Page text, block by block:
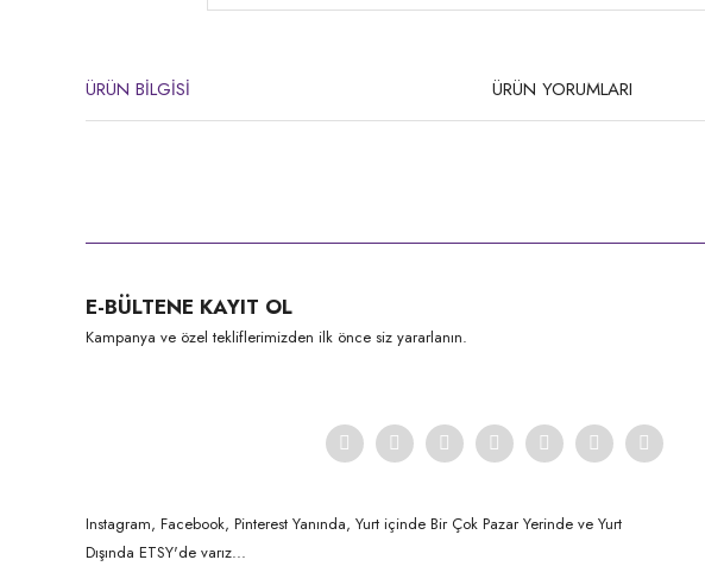
ÜRÜN BİLGİSİ ÜRÜN YORUMLARI
Ürün açıklamasında eksik bilgiler bulunuyor.
Ürün bilgilerinde hatalar bulunuyor.
E-BÜLTENE KAYIT OL
Kampanya ve özel tekliflerimizden ilk önce siz yararlanın.
Instagram, Facebook, Pinterest Yanında, Yurt içinde Bir Çok Pazar Yerinde ve Yurt
Dışında ETSY'de varız...